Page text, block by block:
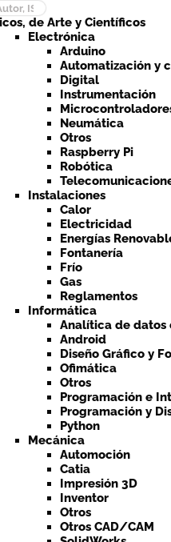
de Arte y Científicos
Electrónica
Arduino
Automatización y
Digital
Instrumentación
Neumática
Otros
Raspberry Pi
Robótica
Instalaciones
Calor
Electricidad
Energías
Fontanería
Frío
Gas
Reglamentos
Informática
Analítica de datos
Android
Diseño Gráfico y
Ofimática
Otros
Programación e
Programación y
Python
Mecánica
Automoción
Catia
Impresión 3D
Inventor
Otros
Otros CAD/CAM